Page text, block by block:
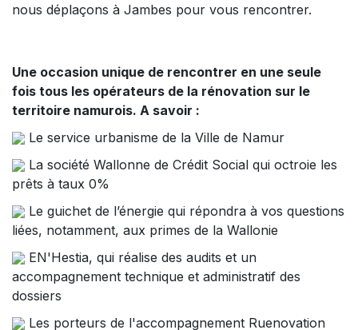
nous déplaçons à Jambes pour vous rencontrer.
Une occasion unique de rencontrer en une seule
fois tous les opérateurs de la rénovation sur le
territoire namurois. A savoir :
Le service urbanisme de la Ville de Namur
La société Wallonne de Crédit Social qui octroie les
prêts à taux 0%
Le guichet de l’énergie qui répondra à vos questions
liées, notamment, aux primes de la Wallonie
EN'Hestia, qui réalise des audits et un
accompagnement technique et administratif des
dossiers
Les porteurs de l'accompagnement Ruenovation